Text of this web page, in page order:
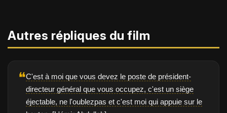
Autres répliques du film
❝C'est à moi que vous devez le poste de président-
directeur général que vous occupez, c'est un siège
éjectable, ne l'oublezpas et c'est moi qui appuie sur le